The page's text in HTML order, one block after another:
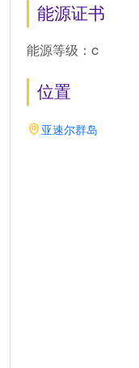
能源证书
能源等级：c
位置
亚速尔群岛